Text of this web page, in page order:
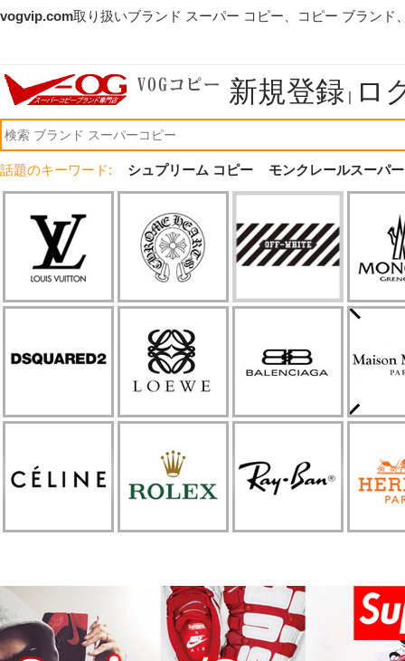
vogvip.com取り扱いブランド スーパー コピー、コピー ブランド
新規登録 | ロ
話題のキーワード: シュプリーム コピー モンクレールスーパ